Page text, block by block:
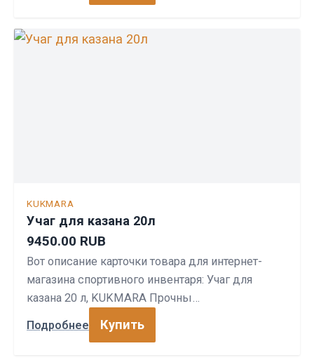
KUKMARA
Учаг для казана 20л
9450.00 RUB
Вот описание карточки товара для интернет-
магазина спортивного инвентаря: Учаг для
казана 20 л, KUKMARA Прочны…
Подробнее Купить